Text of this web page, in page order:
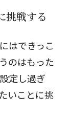
挑戦する
はできっこ
のはもった
定し過ぎ
いことに挑